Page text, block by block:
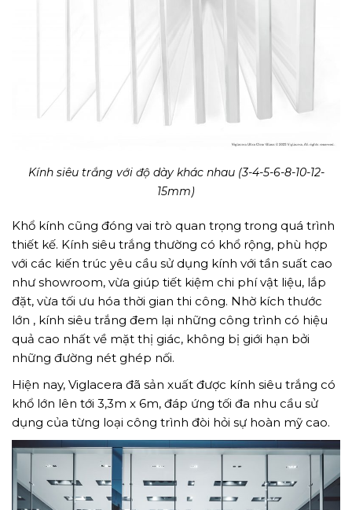
Kính siêu trắng với độ dày khác nhau (3-4-5-6-8-10-12-
15mm)
Khổ kính cũng đóng vai trò quan trọng trong quá trình
thiết kế. Kính siêu trắng thường có khổ rộng, phù hợp
với các kiến trúc yêu cầu sử dụng kính với tần suất cao
như showroom, vừa giúp tiết kiệm chi phí vật liệu, lắp
đặt, vừa tối ưu hóa thời gian thi công. Nhờ kích thước
lớn , kính siêu trắng đem lại những công trình có hiệu
quả cao nhất về mặt thị giác, không bị giới hạn bởi
những đường nét ghép nối.
Hiện nay, Viglacera đã sản xuất được kính siêu trắng có
khổ lớn lên tới 3,3m x 6m, đáp ứng tối đa nhu cầu sử
dụng của từng loại công trình đòi hỏi sự hoàn mỹ cao.